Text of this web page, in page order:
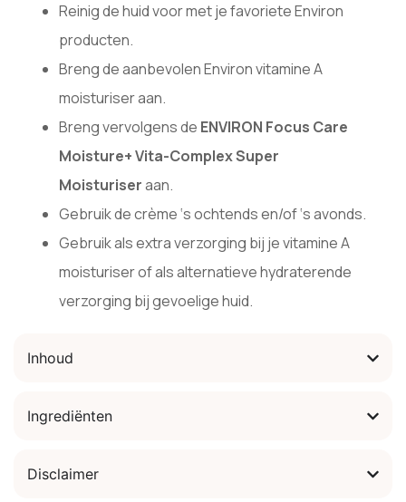
Reinig de huid voor met je favoriete Environ
producten.
Breng de aanbevolen Environ vitamine A
moisturiser aan.
Breng vervolgens de ENVIRON Focus Care
Moisture+ Vita-Complex Super
Moisturiseraan.
Gebruik de crème ‘s ochtends en/of ‘s avonds.
Gebruik als extra verzorging bij je vitamine A
moisturiser of als alternatieve hydraterende
verzorging bij gevoelige huid.
Inhoud
Ingrediënten
Disclaimer